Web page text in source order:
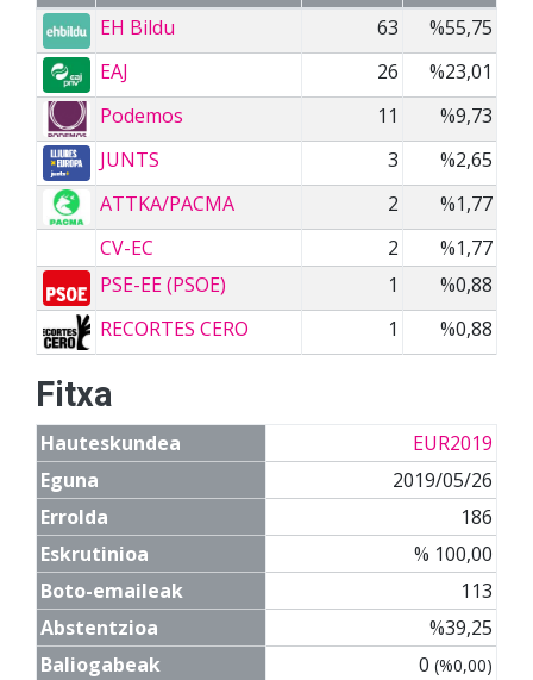
EH Bildu
63
%55,75
EAJ
26
%23,01
Podemos
11
%9,73
JUNTS
3
%2,65
ATTKA/PACMA
2
%1,77
CV-EC
2
%1,77
PSE-EE (PSOE)
1
%0,88
RECORTES CERO
1 %0,88
Fitxa
Hauteskundea
EUR2019
Eguna
2019/05/26
Errolda
186
Eskrutinioa
% 100,00
Boto-emaileak
113
Abstentzioa
%39,25
Baliogabeak
0 (%0,00)